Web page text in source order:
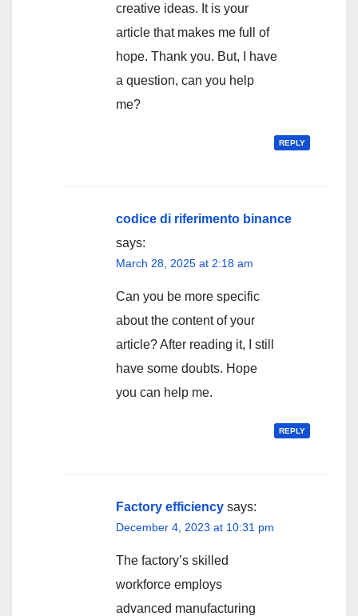
creative ideas. It is your
article that makes me full of
hope. Thank you. But, I have
a question, can you help
me?
REPLY
codice di riferimento binance
says:
March 28, 2025 at 2:18 am
Can you be more specific
about the content of your
article? After reading it, I still
have some doubts. Hope
you can help me.
REPLY
Factory efficiency says:
December 4, 2023 at 10:31 pm
The factory’s skilled
workforce employs
advanced manufacturing